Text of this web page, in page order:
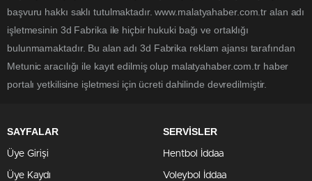
başvuru hakkı saklı tutulmaktadır. www.malatyahaber.com.tr alan adı
işletmesinin 3d Fabrika ile hiçbir hukuki bağı ve ortaklığı
bulunmamaktadır. Bu alan adı 3d Fabrika reklam ajansı tarafından
Metunic aracılığı ile kayıt edilmiş olup malatyahaber.com.tr haber
portalı yetkilisine işletmesi için ücreti dahilinde devredilmiştir.
SAYFALAR
Üye Girişi
Üye Kaydı
SERVİSLER
Hentbol İddaa
Voleybol İddaa